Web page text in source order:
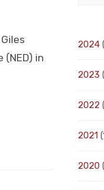
in
2024
2023
2022
2021
2020